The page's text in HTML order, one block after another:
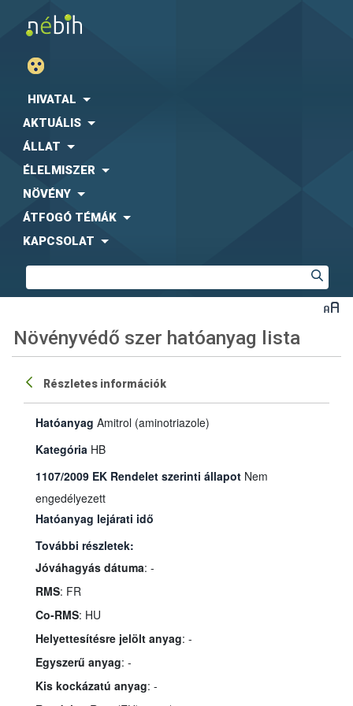
HIVATAL
AKTUÁLIS
ÁLLAT
ÉLELMISZER
NÖVÉNY
ÁTFOGÓ TÉMÁK
KAPCSOLAT
Növényvédő szer hatóanyag lista
Részletes információk
Hatóanyag Amitrol (aminotriazole)
Kategória HB
1107/2009 EK Rendelet szerinti állapot
engedélyezett
Hatóanyag lejárati idő
További részletek:
Jóváhagyás dátuma: -
RMS: FR
Co-RMS: HU
Helyettesítésre jelölt anyag: -
Egyszerű anyag: -
Kis kockázatú anyag: -